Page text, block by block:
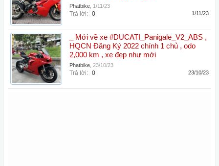
Phatbike 1/11/23
Trả lời: 0 1/11/23
_ Mới về xe #DUCATI_Panigale_V2_ABS ,
HQCN Đăng Ký 2022 chính 1 chủ , odo
2,000 km , xe đẹp như mới
Phatbike 23/10/23
Trả lời: 0 23/10/23